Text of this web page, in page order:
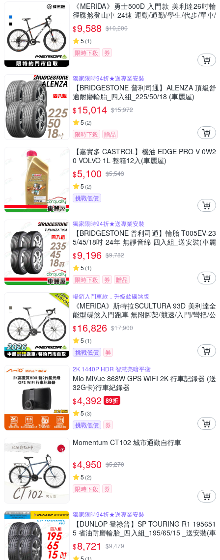
《MERIDA》勇士500D 入門款 美利達26吋輪
徑碟煞登山車 24速 運動/通勤/學生/代步/單車/
自行車
$9,588 $10,200
5 (1)
限時下殺 券
獨家限時94折★送專業安裝
【BRIDGESTONE 普利司通】ALENZA 頂級舒
適耐磨輪胎_四入組_225/50/18 (車麗屋)
$15,014 $15,972
5 (2)
限時下殺 贈品
【嘉實多 CASTROL】機油 EDGE PRO V 0W2
0 VOLVO 1L 整箱12入(車麗屋)
$5,100 $5,543
5 (2)
挑戰低價
獨家限時94折★送專業安裝
【BRIDGESTONE 普利司通】輪胎 T005EV-23
5/45/18吋 24年 無靜音綿 四入組_送安裝(車麗
屋)
$9,196 $9,782
5 (1)
限時下殺 券
贈品
暢銷入門車款，升級款碟煞版
《MERIDA》斯特拉SCULTURA 93D 美利達全
能型碟煞入門跑車 無附腳架/競速/入門/彎把/公
路車/自行車/單車
$16,826 $17,900
5 (1)
挑戰低價
券
2K 1440P HDR 智慧亮暗平衡
Mio MiVue 868W GPS WIFI 2K 行車記錄器 (送
32G卡)行車紀錄器
$4,392 89折
5 (3)
挑戰低價 券
Momentum CT102 城市通勤自行車
$4,950 $5,270
5 (2)
限時下殺 券
獨家限時94折★送專業安裝
【DUNLOP 登祿普】SP TOURING R1 195651
5 省油耐磨輪胎_四入組_195/65/15 _送安裝(車
麗屋)
$8,721 $9,479